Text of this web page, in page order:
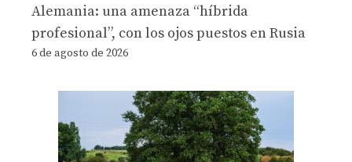
Alemania: una amenaza “híbrida
profesional”, con los ojos puestos en Rusia
6 de agosto de 2026